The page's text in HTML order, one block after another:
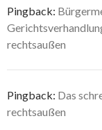
Pingback:
rechtsaußen
Pingback: Das
rechtsaußen